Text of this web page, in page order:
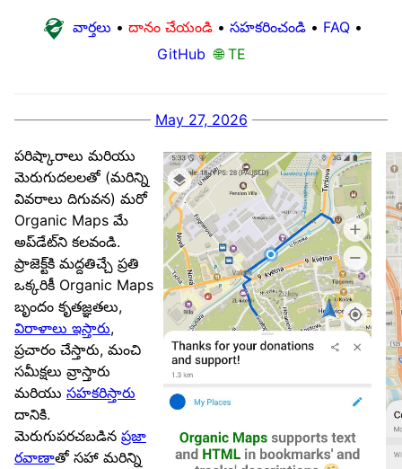
వార్తలు • దానం చేయండి • సహకరించండి • FAQ •
GitHub 🌐 TE
May 27, 2026
పరిష్కారాలు మరియు
మెరుగుదలలతో (మరిన్ని
వివరాలు దిగువన) మరో
Organic Maps మే
అప్‌డేట్‌ని కలవండి.
ప్రాజెక్ట్‌కి మద్దతిచ్చే ప్రతి
ఒక్కరికీ Organic Maps
బృందం కృతజ్ఞతలు,
విరాళాలు ఇస్తారు,
ప్రచారం చేస్తారు, మంచి
సమీక్షలు వ్రాస్తారు
మరియు సహకరిస్తారు
దానికి.
మెరుగుపరచబడిన ప్రజా
రవాణాతో సహా మరిన్ని